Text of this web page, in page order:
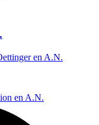
en A.N.